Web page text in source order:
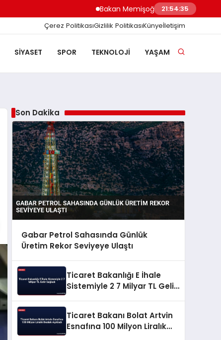
Bakan Memişoğlu İzmir Biyotıp ve
21:54:36
Çerez PolitikasıGizlilik PolitikasıKünyeİletişim
SIYASET SPOR TEKNOLOJI YAŞAM
Son Dakika
Gabar Petrol Sahasında Günlük
Üretim Rekor Seviyeye Ulaştı
Ticaret Bakanlığı E İhale
Sistemiyle 2 7 Milyar TL Gelir
Ticaret Bakanı Bolat Artvin
Esnafına 100 Milyon Liralık